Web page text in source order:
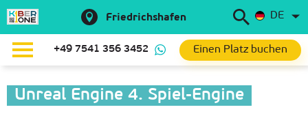
Friedrichshafen DE
+49 7541 356 3452 Einen Platz buchen
Unreal Engine 4. Spiel-Engine